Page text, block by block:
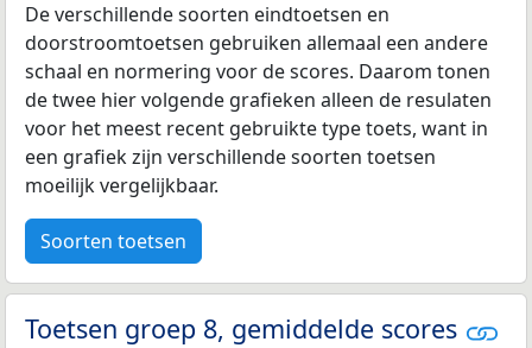
De verschillende soorten eindtoetsen en
doorstroomtoetsen gebruiken allemaal een andere
schaal en normering voor de scores. Daarom tonen
de twee hier volgende grafieken alleen de resulaten
voor het meest recent gebruikte type toets, want in
een grafiek zijn verschillende soorten toetsen
moeilijk vergelijkbaar.
Soorten toetsen
Toetsen groep 8, gemiddelde scores